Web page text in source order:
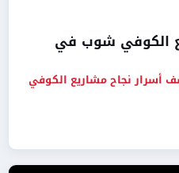
الكوفي شوب في
أسرار نجاح مشاريع الكوفي